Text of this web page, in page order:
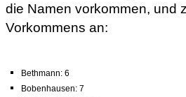
die Namen vorkommen, und
Vorkommens an:
Bethmann: 6
Bobenhausen: 7